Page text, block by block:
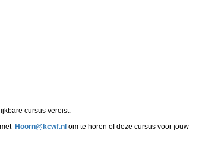
cursus vereist.
nrooH@kcwf.nl om te horen of deze cursus voor jouw